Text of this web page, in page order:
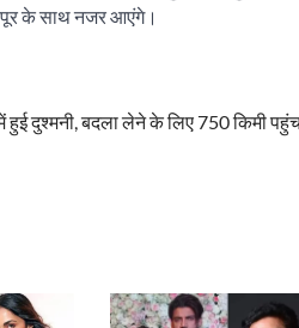
के साथ नजर आएंगे।
दुश्मनी, बदला लेने के लिए 750 किमी